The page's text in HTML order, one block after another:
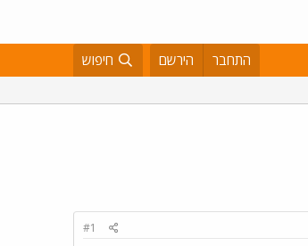
התחבר הירשם חיפוש
#1